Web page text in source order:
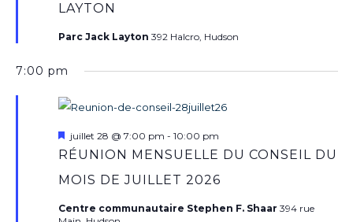
LAYTON
Parc Jack Layton 392 Halcro, Hudson
7:00 pm
RÉUNION MENSUELLE DU CONSEIL DU
MOIS DE JUILLET 2026
Mis
en
avant
juillet 28 @ 7:00 pm - 10:00 pm
Centre communautaire Stephen F. Shaar 394 rue